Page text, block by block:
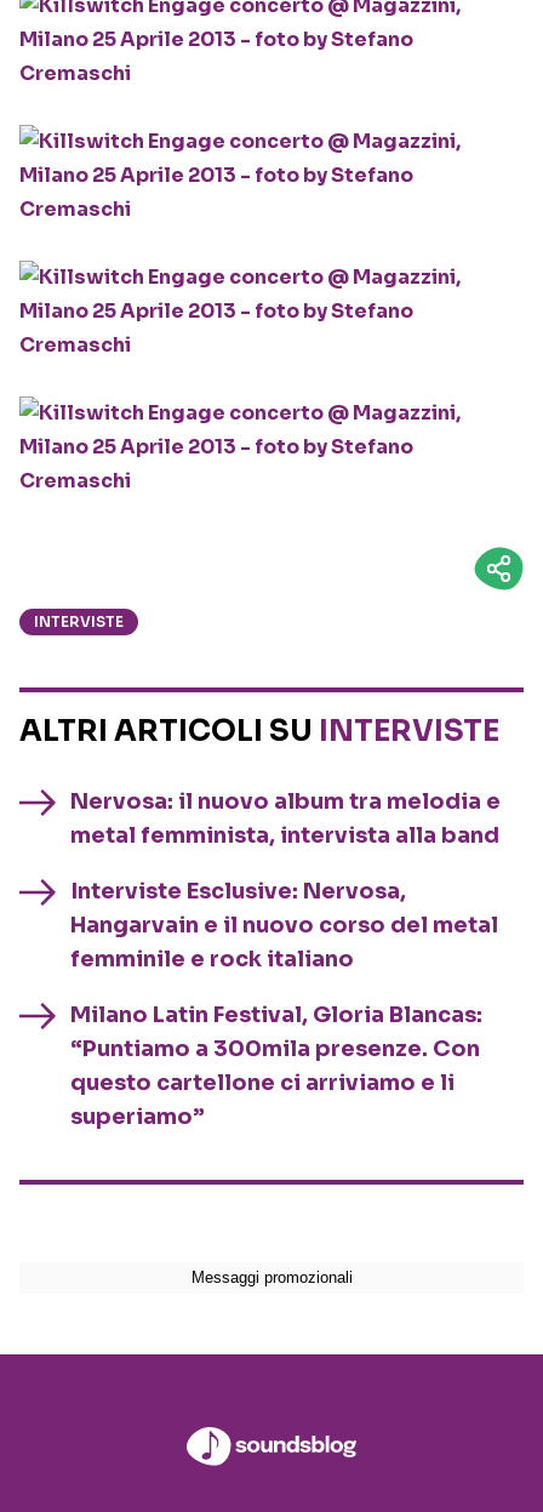
INTERVISTE
ALTRI ARTICOLI SU INTERVISTE
Nervosa: il nuovo album tra melodia e
metal femminista, intervista alla band
Interviste Esclusive: Nervosa,
Hangarvain e il nuovo corso del metal
femminile e rock italiano
Milano Latin Festival, Gloria Blancas:
“Puntiamo a 300mila presenze. Con
questo cartellone ci arriviamo e li
superiamo”